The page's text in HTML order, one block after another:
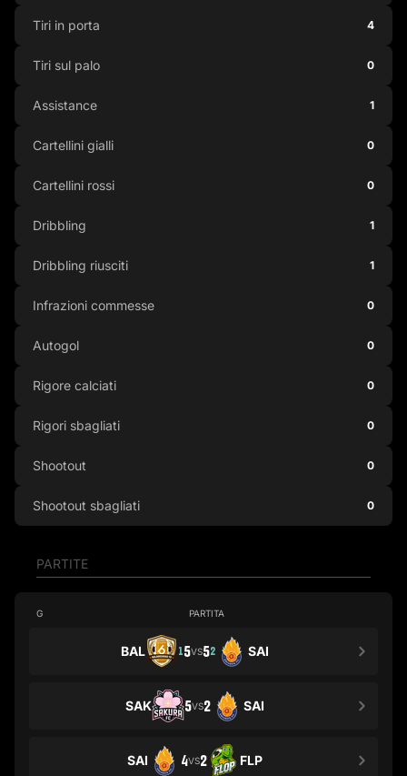
PARTITE
G PARTITA
BAL 15VS52 SAI
SAK 5VS2 SAI
SAI 4VS2 FLP
Tiri in porta 4
Tiri sul palo 0
Assistance 1
Cartellini gialli 0
Cartellini rossi 0
Dribbling 1
Dribbling riusciti 1
Infrazioni commesse 0
Autogol 0
Rigore calciati 0
Rigori sbagliati 0
Shootout 0
Shootout sbagliati 0